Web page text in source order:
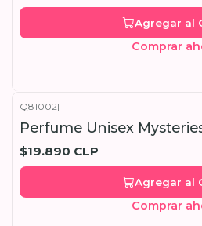
Agregar al
Comprar
Q81002|
Perfume Unisex
$19.890 CLP
Agregar al
Comprar